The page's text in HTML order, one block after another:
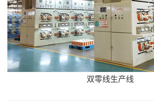
双零线生产线